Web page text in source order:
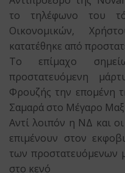
το τηλέφωνο του
Οικονομικών,
κατατέθηκε από
Το επίμαχο
προστατευόμενη
Φρουζής την επομένη
Σαμαρά στο Μέγαρο
Αντί λοιπόν η ΝΔ και
επιμένουν στον
των προστατευόμενων
στο κενό